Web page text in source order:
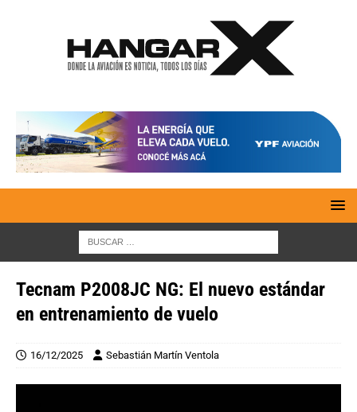
Tecnam P2008JC NG: El nuevo estándar
en entrenamiento de vuelo
16/12/2025 Sebastián Martín Ventola